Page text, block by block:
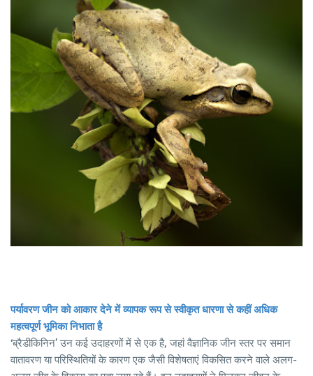
पर्यावरण जीन को आकार देने में व्यापक रूप से स्वीकृत धारणा से कहीं अधिक
महत्वपूर्ण भूमिका निभाता है
‘ब्रैडीकिनिन’ उन कई उदाहरणों में से एक है, जहां वैज्ञानिक जीन स्तर पर समान
वातावरण या परिस्थितियों के कारण एक जैसी विशेषताएं विकसित करने वाले अलग-